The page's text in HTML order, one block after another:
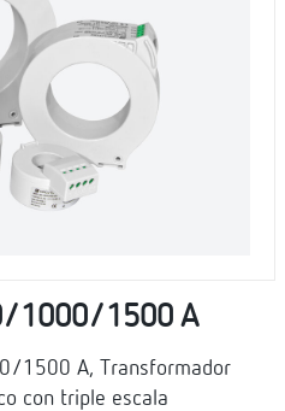
1000/1500 A
1500 A, Transformador
con triple escala